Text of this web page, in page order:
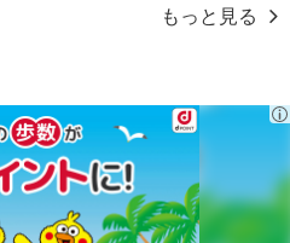
もっと見る